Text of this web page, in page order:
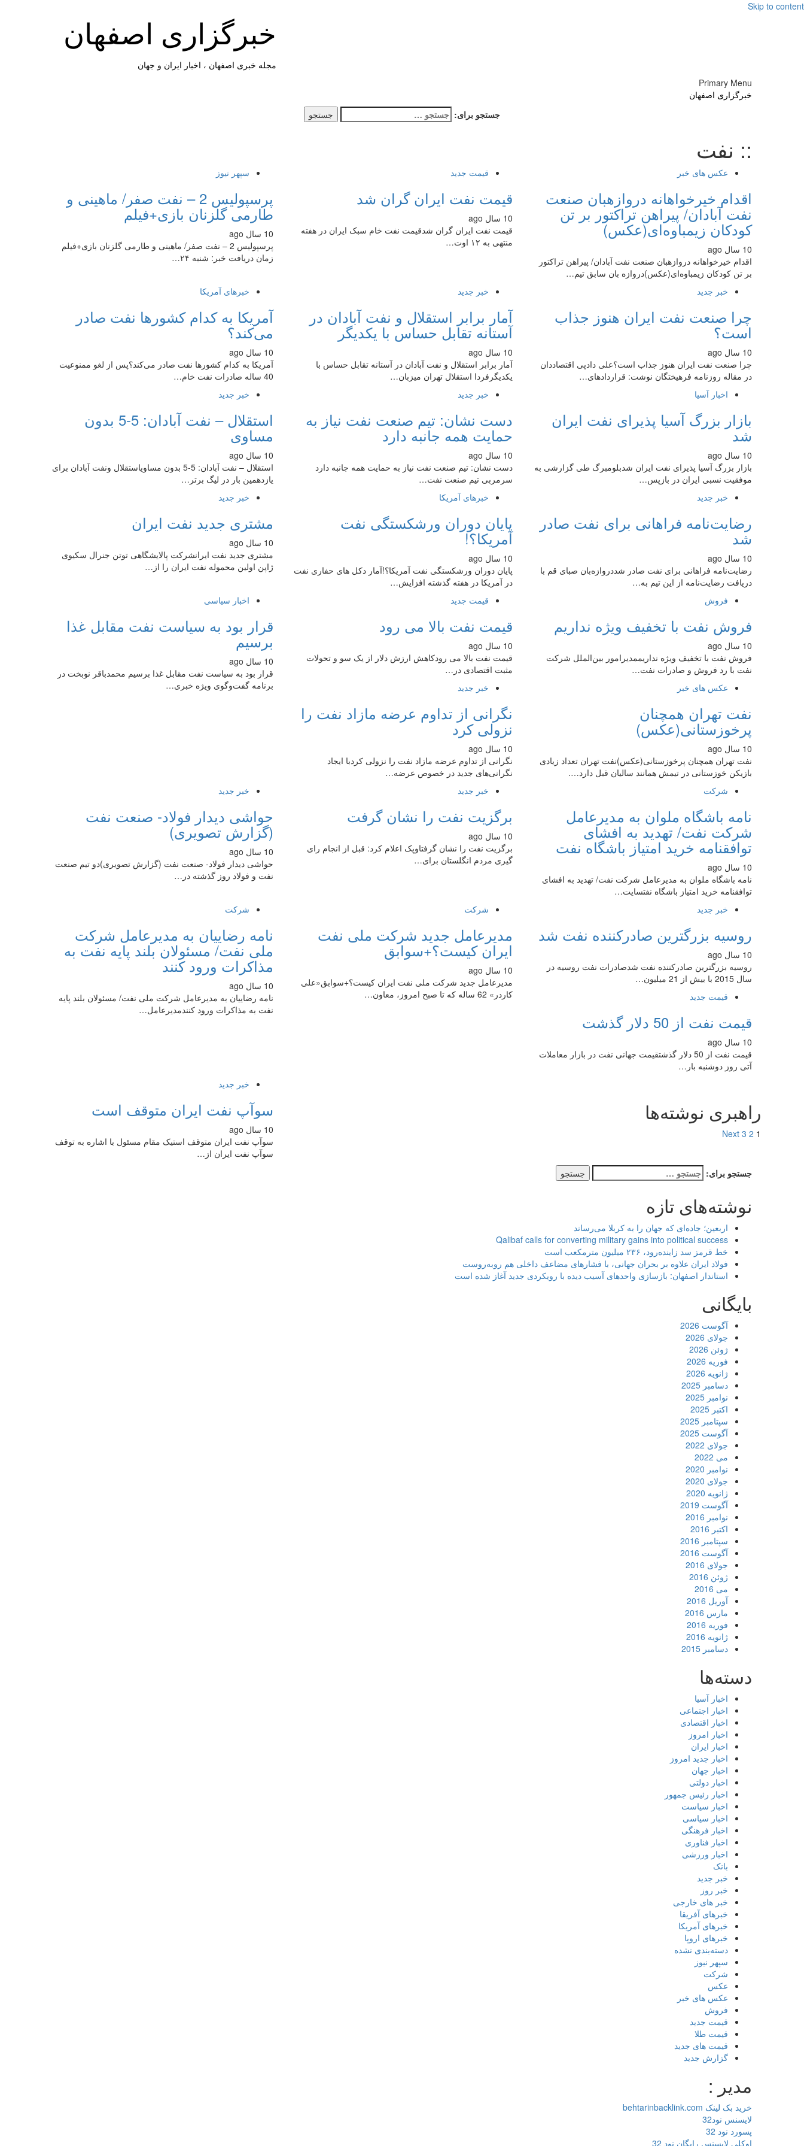
Skip to content
خبرگزاری اصفهان
مجله خبری اصفهان ، اخبار ایران و جهان
Primary Menu
خبرگزاری اصفهان
جستجو برای:
:: نفت
سپهر نیوز
پرسپولیس 2 – نفت صفر/ ماهینی و
طارمی گلزنان بازی+فیلم
10 سال ago
پرسپولیس 2 – نفت صفر/ ماهینی و طارمی گلزنان بازی+فیلم
زمان دریافت خبر: شنبه ۲۴…
قیمت جدید
قیمت نفت ایران گران شد
10 سال ago
قیمت نفت ایران گران شدقیمت نفت خام سبک ایران در هفته
منتهی به ١٢ اوت…
عکس های خبر
اقدام خیرخواهانه دروازه‎بان صنعت
نفت آبادان/ پیراهن تراکتور بر تن
کودکان زیمباوه‌ای(عکس)
10 سال ago
اقدام خیرخواهانه دروازه‎بان صنعت نفت آبادان/ پیراهن تراکتور
بر تن کودکان زیمباوه‌ای(عکس)دروازه بان سابق تیم…
خبرهای آمریکا
آمریکا به کدام کشورها نفت صادر
می‌کند؟
10 سال ago
آمریکا به کدام کشورها نفت صادر می‌کند؟پس از لغو ممنوعیت
40 ساله صادرات نفت خام…
خبر جدید
آمار برابر استقلال و نفت آبادان در
آستانه تقابل حساس با یکدیگر
10 سال ago
آمار برابر استقلال و نفت آبادان در آستانه تقابل حساس با
یکدیگرفردا استقلال تهران میزبان…
خبر جدید
چرا صنعت نفت ایران هنوز جذاب
است؟
10 سال ago
چرا صنعت نفت ایران هنوز جذاب است؟علی دادپی اقتصاددان
در مقاله روزنامه فرهیختگان نوشت: قراردادهای…
خبر جدید
استقلال – نفت آبادان: 5-5 بدون
مساوی
10 سال ago
استقلال – نفت آبادان: 5-5 بدون مساویاستقلال ونفت آبادان برای
یازدهمین بار در لیگ برتر…
خبر جدید
دست نشان: تیم صنعت نفت نیاز به
حمایت همه جانبه دارد
10 سال ago
دست نشان: تیم صنعت نفت نیاز به حمایت همه جانبه دارد
سرمربی تیم صنعت نفت…
اخبار آسیا
بازار بزرگ آسیا پذیرای نفت ایران
شد
10 سال ago
بازار بزرگ آسیا پذیرای نفت ایران شدبلومبرگ طی گزارشی به
موفقیت نسبی ایران در بازپس…
خبر جدید
مشتری جدید نفت ایران
10 سال ago
مشتری جدید نفت ایرانشرکت پالایشگاهی توتن جنرال سکیوی
ژاپن اولین محموله نفت ایران را از…
خبرهای آمریکا
پایان دوران ورشکستگی نفت
آمریکا؟!
10 سال ago
پایان دوران ورشکستگی نفت آمریکا؟!آمار دکل های حفاری نفت
در آمریکا در هفته گذشته افزایش…
خبر جدید
رضایت‌نامه فراهانی برای نفت صادر
شد
10 سال ago
رضایت‌نامه فراهانی برای نفت صادر شددروازه‌بان صبای قم با
دریافت رضایت‌نامه از این تیم به…
اخبار سیاسی
قرار بود به سیاست نفت مقابل غذا
برسیم
10 سال ago
قرار بود به سیاست نفت مقابل غذا برسیم محمدباقر نوبخت در
برنامه گفت‌وگوی ویژه خبری…
قیمت جدید
قیمت نفت بالا می رود
10 سال ago
قیمت نفت بالا می رودکاهش ارزش دلار از یک سو و تحولات
مثبت اقتصادی در…
فروش
فروش نفت با تخفیف ویژه نداریم
10 سال ago
فروش نفت با تخفیف ویژه نداریممدیرامور بین‌الملل شرکت
نفت با رد فروش و صادرات نفت…
خبر جدید
نگرانی از تداوم عرضه مازاد نفت را
نزولی کرد
10 سال ago
نگرانی از تداوم عرضه مازاد نفت را نزولی کردبا ایجاد
نگرانی‌های جدید در خصوص عرضه…
عکس های خبر
نفت تهران همچنان
پرخوزستانی(عکس)
10 سال ago
نفت تهران همچنان پرخوزستانی(عکس)نفت تهران تعداد زیادی
بازیکن خوزستانی در تیمش همانند سالیان قبل دارد….
خبر جدید
حواشی دیدار فولاد- صنعت نفت
(گزارش تصویری)
10 سال ago
حواشی دیدار فولاد- صنعت نفت (گزارش تصویری)دو تیم صنعت
نفت و فولاد روز گذشته در…
خبر جدید
برگزیت نفت را نشان گرفت
10 سال ago
برگزیت نفت را نشان گرفتاوپک اعلام کرد: قبل از انجام رای
گیری مردم انگلستان برای…
شرکت
نامه باشگاه ملوان به مدیرعامل
شرکت نفت/ تهدید به افشای
توافقنامه خرید امتیاز باشگاه نفت
10 سال ago
نامه باشگاه ملوان به مدیرعامل شرکت نفت/ تهدید به افشای
توافقنامه خرید امتیاز باشگاه نفتسایت…
شرکت
نامه رضاییان به مدیرعامل شرکت
ملی نفت/ مسئولان بلند پایه نفت به
مذاکرات ورود کنند
10 سال ago
نامه رضاییان به مدیرعامل شرکت ملی نفت/ مسئولان بلند پایه
نفت به مذاکرات ورود کنندمدیرعامل…
شرکت
مدیرعامل جدید شرکت ملی نفت
ایران کیست؟+سوابق
10 سال ago
مدیرعامل جدید شرکت ملی نفت ایران کیست؟+سوابق«علی
کاردر» 62 ساله که تا صبح امروز، معاون…
خبر جدید
روسیه بزرگترین صادرکننده نفت شد
10 سال ago
روسیه بزرگترین صادرکننده نفت شدصادرات نفت روسیه در
سال 2015 با بیش از 21 میلیون…
قیمت جدید
قیمت نفت از 50 دلار گذشت
10 سال ago
قیمت نفت از 50 دلار گذشتقیمت جهانی نفت در بازار معاملات
آتی روز دوشنبه بار…
خبر جدید
سوآپ نفت ایران متوقف است
10 سال ago
سوآپ نفت ایران متوقف استیک مقام مسئول با اشاره به توقف
سوآپ نفت ایران از…
راهبری نوشته‌ها
1
2
3
Next
جستجو برای:
نوشته‌های تازه
اربعین؛ جاده‌ای که جهان را به کربلا می‌رساند
Qalibaf calls for converting military gains into political success
خط قرمز سد زاینده‌رود، ۲۳۶ میلیون مترمکعب است
فولاد ایران علاوه بر بحران جهانی، با فشارهای مضاعف داخلی هم روبه‌روست
استاندار اصفهان: بازسازی واحدهای آسیب دیده با رویکردی جدید آغاز شده است
بایگانی
آگوست 2026
جولای 2026
ژوئن 2026
فوریه 2026
ژانویه 2026
دسامبر 2025
نوامبر 2025
اکتبر 2025
سپتامبر 2025
آگوست 2025
جولای 2022
می 2022
نوامبر 2020
جولای 2020
ژانویه 2020
آگوست 2019
نوامبر 2016
اکتبر 2016
سپتامبر 2016
آگوست 2016
جولای 2016
ژوئن 2016
می 2016
آوریل 2016
مارس 2016
فوریه 2016
ژانویه 2016
دسامبر 2015
دسته‌ها
اخبار آسیا
اخبار اجتماعی
اخبار اقتصادی
اخبار امروز
اخبار ایران
اخبار جدید امروز
اخبار جهان
اخبار دولتی
اخبار رئیس جمهور
اخبار سیاست
اخبار سیاسی
اخبار فرهنگی
اخبار فناوری
اخبار ورزشی
بانک
خبر جدید
خبر روز
خبر های خارجی
خبرهای آفریقا
خبرهای آمریکا
خبرهای اروپا
دسته‌بندی نشده
سپهر نیوز
شرکت
عکس
عکس های خبر
فروش
قیمت جدید
قیمت طلا
قیمت های جدید
گزارش جدید
مدیر :
خرید بک لینک behtarinbacklink.com
لایسنس نود32
پسورد نود 32
اوکلی لایسنس رایگان نود 32